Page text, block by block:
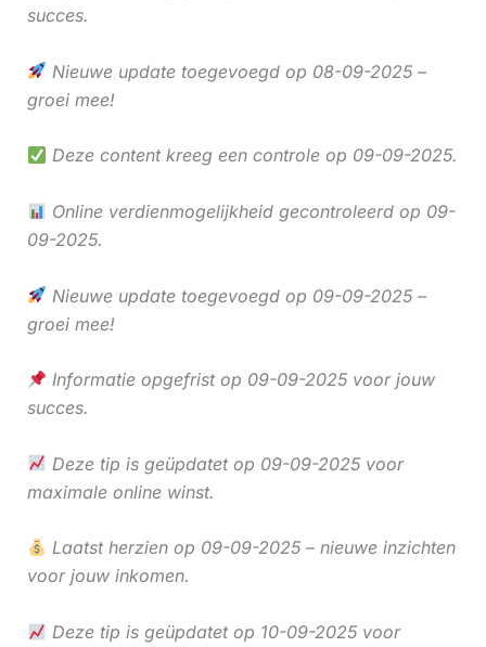
succes.
Nieuwe update toegevoegd op 08-09-2025 –
groei mee!
Deze content kreeg een controle op 09-09-2025.
Online verdienmogelijkheid gecontroleerd op 09-
09-2025.
Nieuwe update toegevoegd op 09-09-2025 –
groei mee!
Informatie opgefrist op 09-09-2025 voor jouw
succes.
Deze tip is geüpdatet op 09-09-2025 voor
maximale online winst.
Laatst herzien op 09-09-2025 – nieuwe inzichten
voor jouw inkomen.
Deze tip is geüpdatet op 10-09-2025 voor